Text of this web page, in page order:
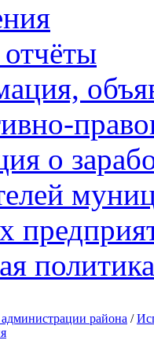
о
политика
района /